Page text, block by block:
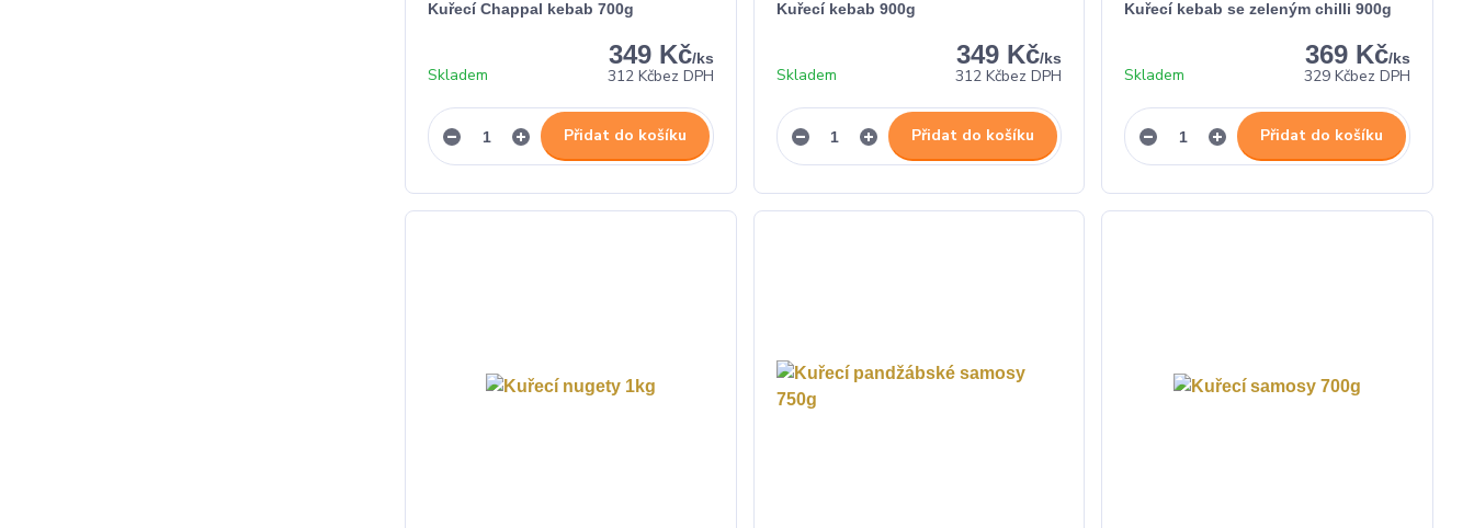
Kuřecí Chappal kebab 700g
349 Kč/ks
312 Kčbez DPH
Skladem
Přidat do košíku
Kuřecí kebab 900g
349 Kč/ks
312 Kčbez DPH
Skladem
Přidat do košíku
Kuřecí kebab se zeleným chilli 900g
369 Kč/ks
329 Kčbez DPH
Skladem
Přidat do košíku